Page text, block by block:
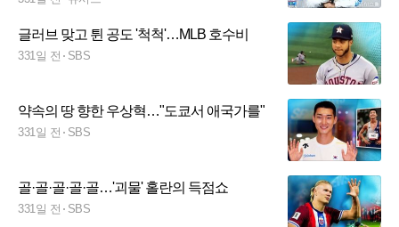
글러브 맞고 튄 공도 '척척'…MLB 호수비
331일 전 SBS
약속의 땅 향한 우상혁…"도쿄서 애국가를"
331일 전 SBS
골·골·골·골·골…'괴물' 홀란의 득점쇼
331일 전 SBS